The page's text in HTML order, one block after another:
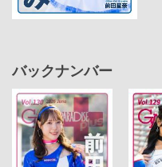
バックナンバー